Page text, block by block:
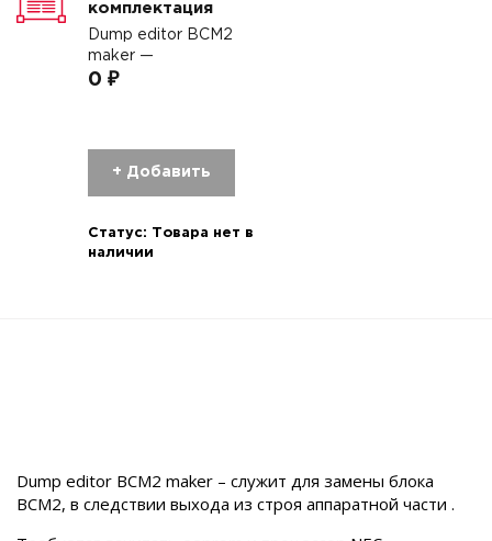
комплектация
Dump editor BCM2
maker —
0 ₽
+ Добавить
Статус:
Товара нет в
наличии
Dump editor BCM2 maker – служит для замены блока
BCM2, в следствии выхода из строя аппаратной части .